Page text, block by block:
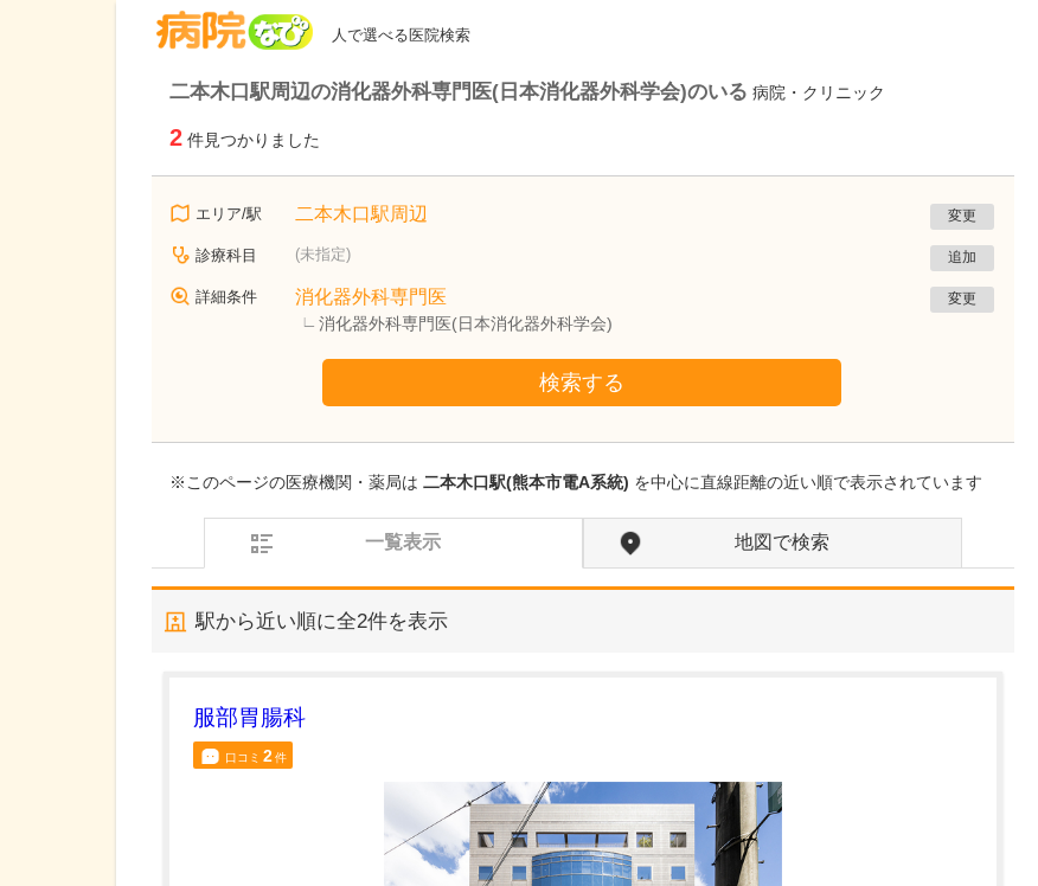
人で選べる医院検索
二本木口駅周辺の消化器外科専門医(日本消化器外科学会)のいる 病院・クリニック
2 件見つかりました
エリア/駅 二本木口駅周辺 変更
診療科目 (未指定) 追加
詳細条件 消化器外科専門医
消化器外科専門医(日本消化器外科学会)
変更
検索する
※このページの医療機関・薬局は 二本木口駅(熊本市電A系統) を中心に直線距離の近い順で表示されています
一覧表示 地図で検索
駅から近い順に全2件を表示
服部胃腸科
口コミ 2件
たかしお内科ハートクリニック
高潮 征爾院長取材記事
たのにはどのような理由があったのでしょうか?
心不全という病気は発症
すると治ることはなく、
度…